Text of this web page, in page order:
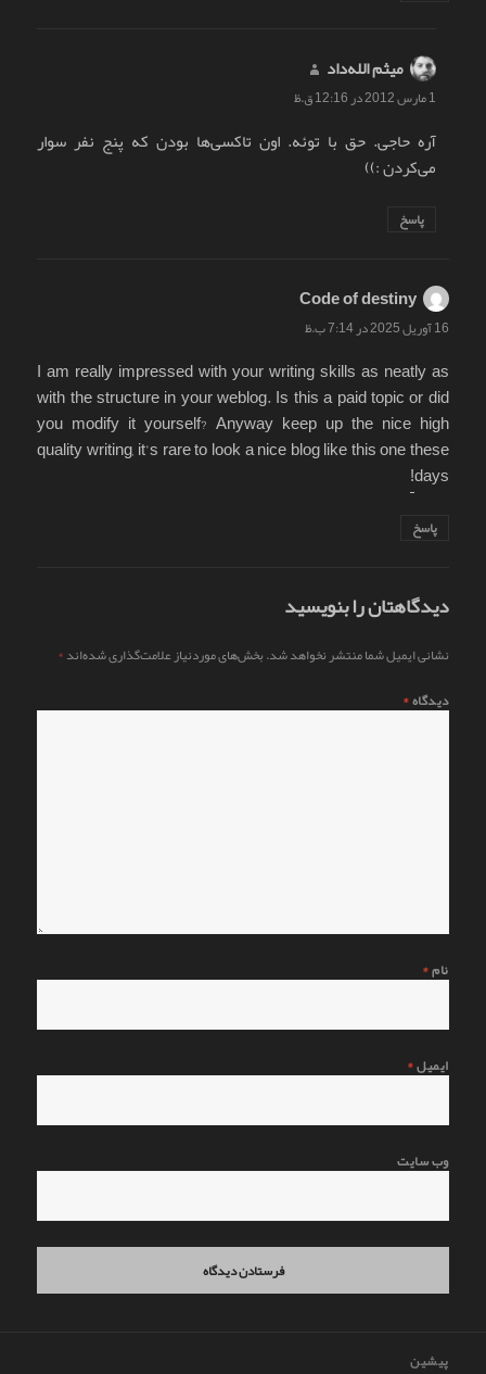
میثم الله‌داد
1 مارس 2012 در 12:16 ق.ظ
آره حاجی. حق با توئه. اون تاکسی‌ها بودن که پنج نفر سوار
می‌کردن :))
پاسخ
Code of destiny
16 آوریل 2025 در 7:14 ب.ظ
I am really impressed with your writing skills as neatly as
with the structure in your weblog. Is this a paid topic or did
you modify it yourself? Anyway keep up the nice high
quality writing, it’s rare to look a nice blog like this one these
days
!
پاسخ
دیدگاهتان را بنویسید
نشانی ایمیل شما منتشر نخواهد شد.بخش‌های موردنیاز علامت‌گذاری شده‌اند*
دیدگاه*
نام*
ایمیل*
وب‌ سایت
پیشین